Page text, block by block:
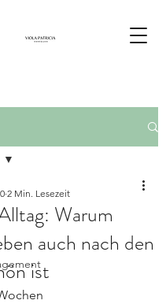
Warum
auch nach den
ist
2 Min. Lesezeit